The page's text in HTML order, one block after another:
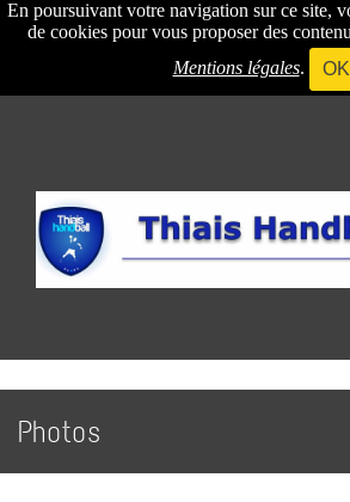
En poursuivant votre navigation sur ce site,
de cookies pour vous proposer des
Mentions légales. OK
Photos